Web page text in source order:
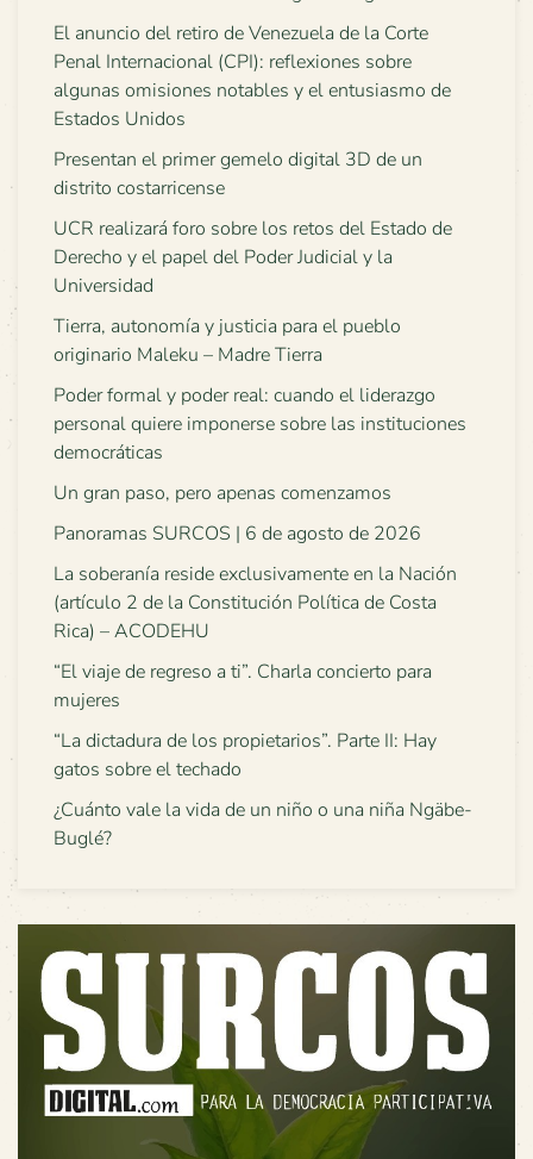
El anuncio del retiro de Venezuela de la Corte
Penal Internacional (CPI): reflexiones sobre
algunas omisiones notables y el entusiasmo de
Estados Unidos
Presentan el primer gemelo digital 3D de un
distrito costarricense
UCR realizará foro sobre los retos del Estado de
Derecho y el papel del Poder Judicial y la
Universidad
Tierra, autonomía y justicia para el pueblo
originario Maleku – Madre Tierra
Poder formal y poder real: cuando el liderazgo
personal quiere imponerse sobre las instituciones
democráticas
Un gran paso, pero apenas comenzamos
Panoramas SURCOS | 6 de agosto de 2026
La soberanía reside exclusivamente en la Nación
(artículo 2 de la Constitución Política de Costa
Rica) – ACODEHU
“El viaje de regreso a ti”. Charla concierto para
mujeres
“La dictadura de los propietarios”. Parte II: Hay
gatos sobre el techado
¿Cuánto vale la vida de un niño o una niña Ngäbe-
Buglé?